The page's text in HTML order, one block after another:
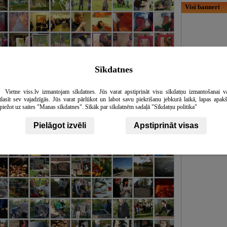
Visi banneri
Sīkdatnes
Vietne viss.lv izmantojam sīkdatnes. Jūs varat apstiprināt visu sīkdatņu izmantošanai
sev vajadzīgās. Jūs varat pārlūkot un labot savu piekrišanu jebkurā laikā, lapas
uz saites "Manas sīkdatnes". Sīkāk par sīkdatnēm sadaļā "Sīkdatņu politika"
Pielāgot izvēli Apstiprināt visas